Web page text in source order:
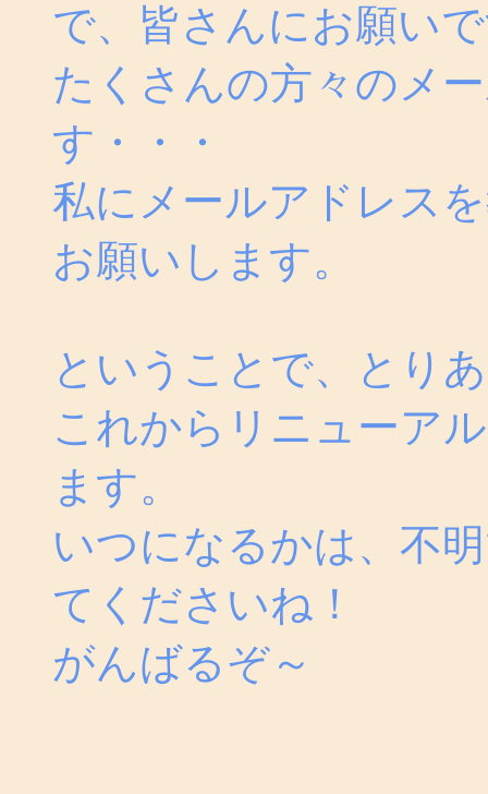
で、皆さんにお願い
たくさんの方々のメ
す・・・
私にメールアドレス
お願いします。
ということで、とり
これからリニューア
ます。
いつになるかは、不
てくださいね！
がんばるぞ～